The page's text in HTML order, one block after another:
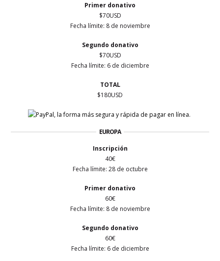
Primer donativo
$70USD
Fecha límite: 8 de noviembre
Segundo donativo
$70USD
Fecha límite: 6 de diciembre
TOTAL
$180USD
EUROPA
Inscripción
40€
Fecha límite: 28 de octubre
Primer donativo
60€
Fecha límite: 8 de noviembre
Segundo donativo
60€
Fecha límite: 6 de diciembre